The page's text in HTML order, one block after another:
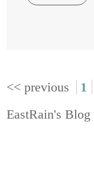
<< previous
1
EastRain's